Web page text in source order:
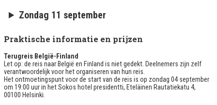
Zondag 11 september
Praktische informatie en prijzen
Terugreis België-Finland
Let op: de reis naar België en Finland is niet gedekt. Deelnemers zijn zelf
verantwoordelijk voor het organiseren van hun reis.
Het ontmoetingspunt voor de start van de reis is op zondag 04 september
om 19:00 uur in het Sokos hotel presidentti, Eteläinen Rautatiekatu 4,
00100 Helsinki.